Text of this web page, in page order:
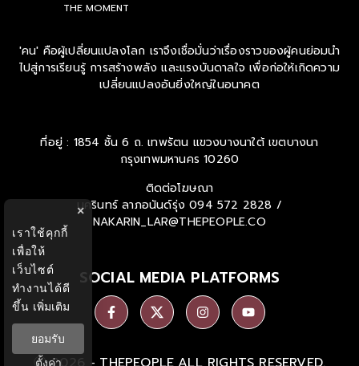
THE MOMENT
'คน' คือผู้เปลี่ยนแปลงโลก เราจึงเชื่อมั่นว่าเรื่องราวของผู้คนย่อมนำ
ไปสู่การเรียนรู้ การสร้างพลัง และแรงบันดาลใจ เพื่อก่อให้เกิดความ
เปลี่ยนแปลงอันยิ่งใหญ่ในอนาคต
ที่อยู่ : 1854 ชั้น 6 ถ. เทพรัตน แขวงบางนาใต้ เขตบางนา
กรุงเทพมหานคร 10260
ติดต่อโฆษณา
นครินทร์ ลาภอนันด์รุ่ง 094 572 2828 /
NAKARIN_LAR@THEPEOPLE.CO
SOCIAL MEDIA PLATFORMS
×
เราใช้คุกกี้
เพื่อให้
เว็บไซต์
ทำงานได้ดี
ขึ้น เพิ่มเติม
ยอมรับ
ตั้งค่า